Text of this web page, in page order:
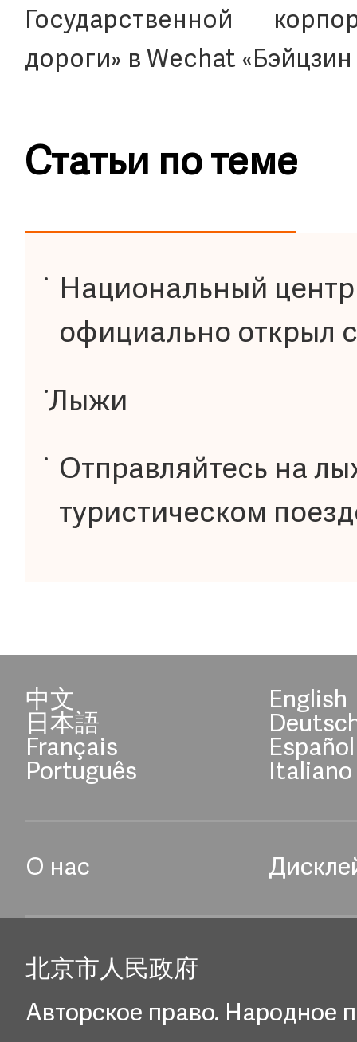
Государственной
дороги» в Wechat «Бэйцзин
Статьи по теме
Национальный
официально открыл
Лыжи
Отправляйтесь на
туристическом
中文 English
日本語
Français Español
Português Italiano
О нас
北京市人民政府
Авторское право. Народное